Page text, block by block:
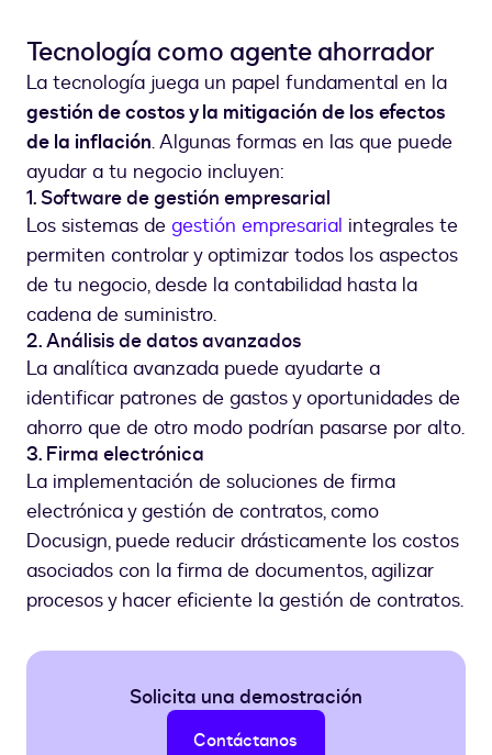
Tecnología como agente ahorrador
La tecnología juega un papel fundamental en la
gestión de costos y la mitigación de los efectos
de la inflación. Algunas formas en las que puede
ayudar a tu negocio incluyen:
1. Software de gestión empresarial
Los sistemas de gestión empresarial integrales te
permiten controlar y optimizar todos los aspectos
de tu negocio, desde la contabilidad hasta la
cadena de suministro.
2. Análisis de datos avanzados
La analítica avanzada puede ayudarte a
identificar patrones de gastos y oportunidades de
ahorro que de otro modo podrían pasarse por alto.
3. Firma electrónica
La implementación de soluciones de firma
electrónica y gestión de contratos, como
Docusign, puede reducir drásticamente los costos
asociados con la firma de documentos, agilizar
procesos y hacer eficiente la gestión de contratos.
Solicita una demostración
Contáctanos